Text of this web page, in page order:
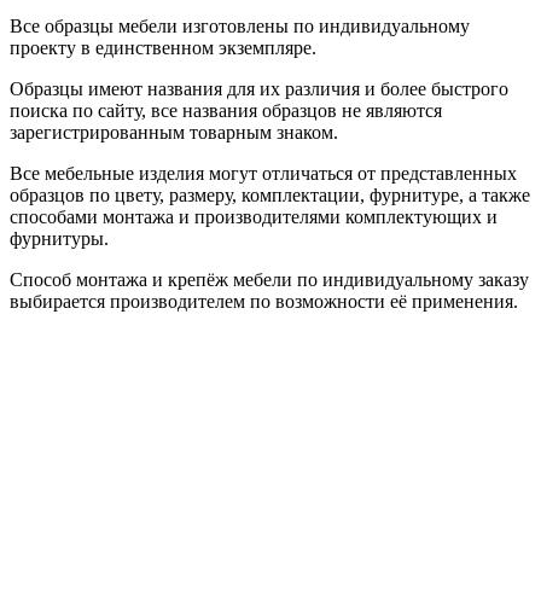
Все образцы мебели изготовлены по индивидуальному
проекту в единственном экземпляре.
Образцы имеют названия для их различия и более быстрого
поиска по сайту, все названия образцов не являются
зарегистрированным товарным знаком.
Все мебельные изделия могут отличаться от представленных
образцов по цвету, размеру, комплектации, фурнитуре, а также
способами монтажа и производителями комплектующих и
фурнитуры.
Способ монтажа и крепёж мебели по индивидуальному заказу
выбирается производителем по возможности её применения.